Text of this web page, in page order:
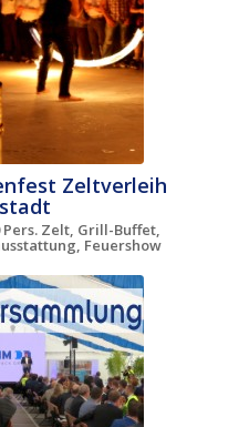
Zeltverleih
Zelt, Grill-Buffet,
Feuershow